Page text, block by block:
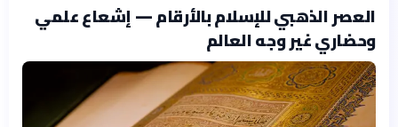
العصر الذهبي للإسلام بالأرقام — إشعاع علمي
وحضاري غير وجه العالم